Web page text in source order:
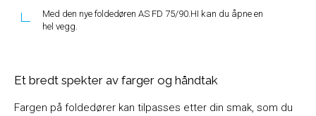
Med den nye foldedøren AS FD 75/90.HI kan du åpne en
hel vegg.
Et bredt spekter av farger og håndtak
Fargen på foldedører kan tilpasses etter din smak, som du